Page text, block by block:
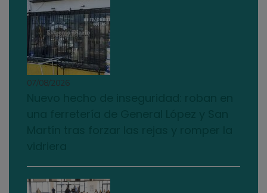
07/08/2026